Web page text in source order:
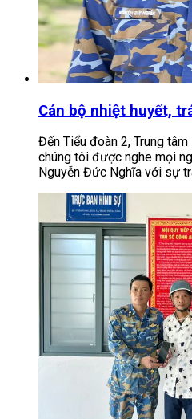
Cán bộ nhiệt huyết,
Đến Tiểu đoàn 2, Trung
chúng tôi được nghe mọi
Nguyễn Đức Nghĩa với sự